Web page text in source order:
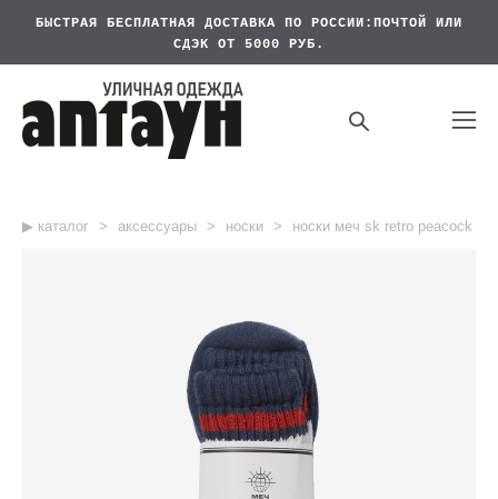
БЫСТРАЯ БЕСПЛАТНАЯ
ДОСТАВКА ПО РОССИИ:ПОЧТОЙ ИЛИ
СДЭК ОТ 5000 РУБ.
▶︎ каталог > аксессуары > носки > носки меч sk retro peacock